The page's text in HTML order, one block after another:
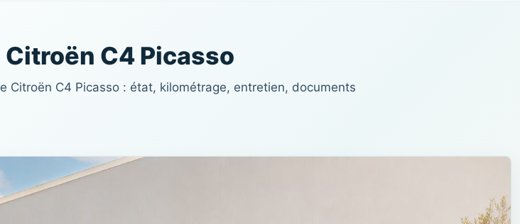
C4 Picasso
Citroën C4 Picasso : état, kilométrage, entretien, documents